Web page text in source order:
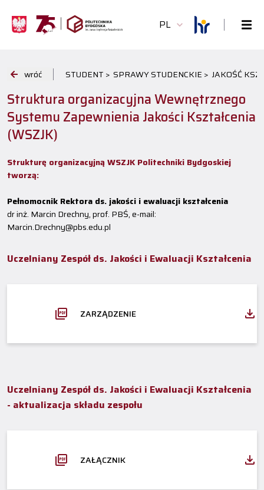
PL
wróć STUDENT > SPRAWY STUDENCKIE > JAKOŚĆ
Struktura organizacyjna Wewnętrznego
Systemu Zapewnienia Jakości Kształcenia
(WSZJK)
Strukturę organizacyjną WSZJK Politechniki Bydgoskiej
tworzą:
Pełnomocnik Rektora ds. jakości i ewaluacji kształcenia
dr inż. Marcin Drechny, prof. PBŚ, e-mail:
Marcin.Drechny@pbs.edu.pl
Uczelniany Zespół ds. Jakości i Ewaluacji Kształcenia
ZARZĄDZENIE
Uczelniany Zespół ds. Jakości i Ewaluacji Kształcenia
- aktualizacja składu zespołu
ZAŁĄCZNIK